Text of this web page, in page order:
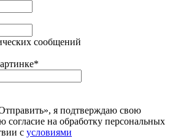
сообщений
*
я подтверждаю свою
согласие на обработку персональных
с условиями